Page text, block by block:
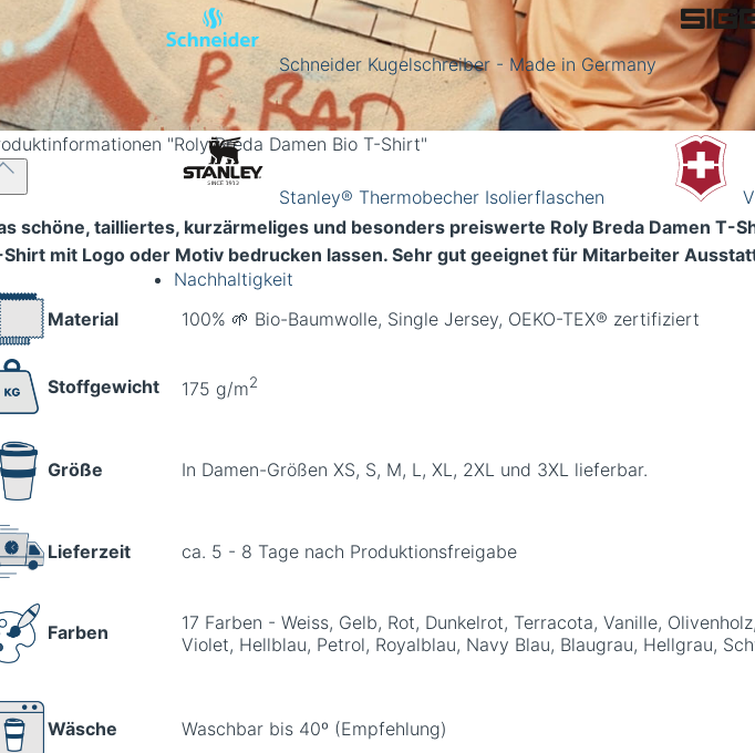
Schneider Kugelschreiber - Made in Germany
Stanley® Thermobecher Isolierflaschen
Nachhaltigkeit
"Roly Breda Damen Bio T-Shirt"
schöne, tailliertes, kurzärmeliges und besonders preiswerte Roly Breda Damen T-
mit Logo oder Motiv bedrucken lassen. Sehr gut geeignet für Mitarbeiter
Material 100% 🌱 Bio-Baumwolle, Single Jersey, OEKO-TEX® zertifiziert
Stoffgewicht 175 g/m2
Größe In Damen-Größen XS, S, M, L, XL, 2XL und 3XL lieferbar.
Lieferzeit ca. 5 - 8 Tage nach Produktionsfreigabe
Farben
17 Farben - Weiss, Gelb, Rot, Dunkelrot, Terracota, Vanille,
Violet, Hellblau, Petrol, Royalblau, Navy Blau, Blaugrau, Hellgrau,
Wäsche Waschbar bis 40º (Empfehlung)